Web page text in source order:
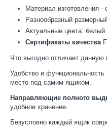
Материал изготовления -
Разнообразный
Актуальные цвета: белый
Сертификаты качества
Что выгодно отличает
Удобство и
место под самим ящиком.
Направляющие полного
удобное хранение.
Безусловно каждый ящик